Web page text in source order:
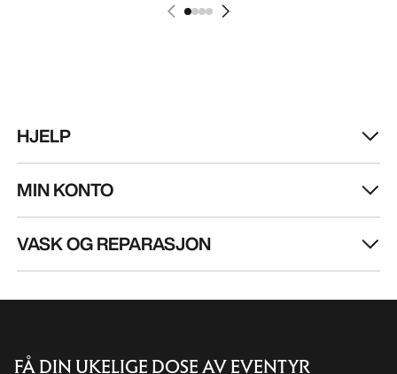
HJELP
MIN KONTO
VASK OG REPARASJON
FÅ DIN UKELIGE DOSE AV EVENTYR